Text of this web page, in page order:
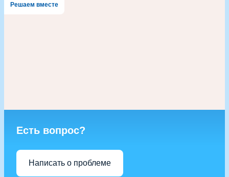
Решаем вместе
Есть вопрос?
Написать о проблеме